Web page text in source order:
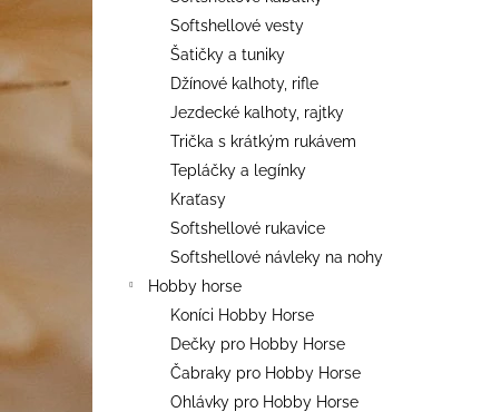
Softshellové vesty
Šatičky a tuniky
Džínové kalhoty, rifle
Jezdecké kalhoty, rajtky
Trička s krátkým rukávem
Tepláčky a legínky
Kraťasy
Softshellové rukavice
Softshellové návleky na nohy
Hobby horse
Koníci Hobby Horse
Dečky pro Hobby Horse
Čabraky pro Hobby Horse
Ohlávky pro Hobby Horse